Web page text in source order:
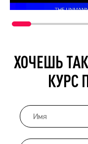
ХОЧЕШЬ
КУРС